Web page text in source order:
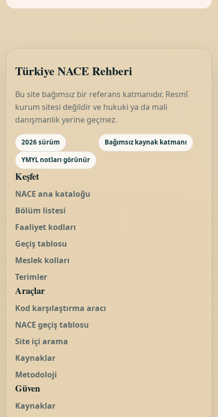
Türkiye NACE Rehberi
Bu site bağımsız bir referans katmanıdır. Resmî
kurum sitesi değildir ve hukuki ya da mali
danışmanlık yerine geçmez.
2026 sürüm
Bağımsız kaynak katmanı
YMYL notları görünür
Keşfet
NACE ana kataloğu
Bölüm listesi
Faaliyet kodları
Geçiş tablosu
Meslek kolları
Terimler
Araçlar
Kod karşılaştırma aracı
NACE geçiş tablosu
Site içi arama
Kaynaklar
Metodoloji
Güven
Kaynaklar